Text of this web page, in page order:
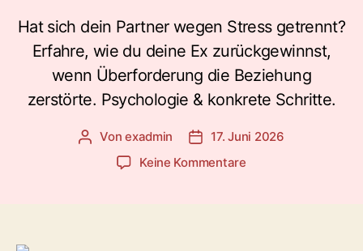
Hat sich dein Partner wegen Stress getrennt?
Erfahre, wie du deine Ex zurückgewinnst,
wenn Überforderung die Beziehung
zerstörte. Psychologie & konkrete Schritte.
Beitragsautor
Vonexadmin Veröffentlichungsdatum
17. Juni 2026
Keine Kommentarezu